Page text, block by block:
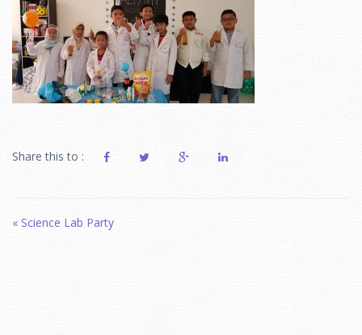
Share this to :
Post
« Science Lab Party